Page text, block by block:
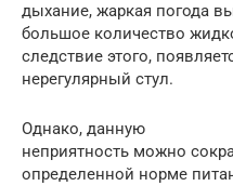
дыхание, жаркая погода
большое количество
следствие этого,
нерегулярный стул.
Однако, данную
неприятность можно
определенной норме